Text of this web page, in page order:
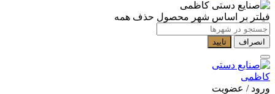
فیلتر بر اساس شهر محصول حذف همه
انصراف تایید
ورود / عضویت